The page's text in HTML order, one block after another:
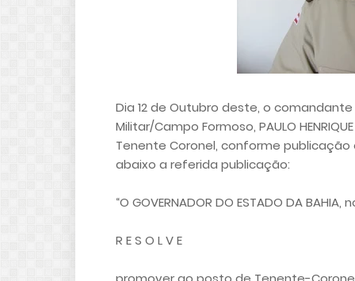
Dia 12 de Outubro deste, o
Militar/Campo Formoso, PAULO
Tenente Coronel, conforme publicação
abaixo a referida publicação:
“O GOVERNADOR DO ESTADO DA
R E S O L V E